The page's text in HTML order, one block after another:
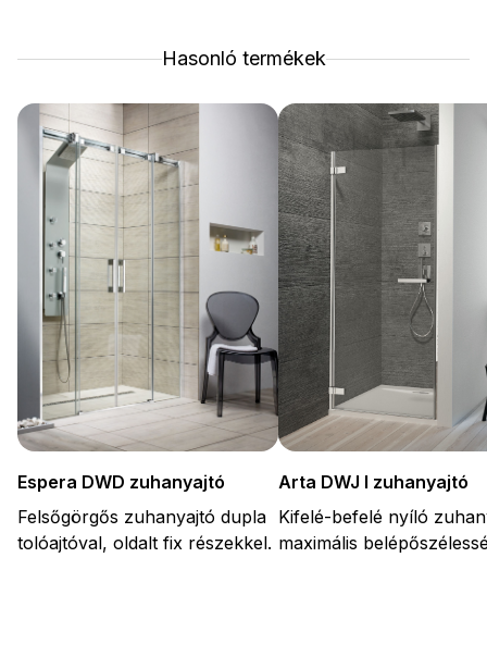
Hasonló termékek
Espera DWD zuhanyajtó
Felsőgörgős zuhanyajtó dupla
tolóajtóval, oldalt fix részekkel.
Arta DWJ I zuhanyajtó
Kifelé-befelé nyíló
maximális